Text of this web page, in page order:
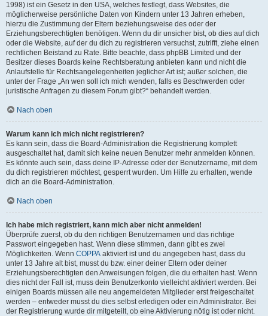
1998) ist ein Gesetz in den USA, welches festlegt, dass Websites, die
möglicherweise persönliche Daten von Kindern unter 13 Jahren erheben,
hierzu die Zustimmung der Eltern beziehungsweise des oder der
Erziehungsberechtigten benötigen. Wenn du dir unsicher bist, ob dies auf dich
oder die Website, auf der du dich zu registrieren versuchst, zutrifft, ziehe einen
rechtlichen Beistand zu Rate. Bitte beachte, dass phpBB Limited und der
Besitzer dieses Boards keine Rechtsberatung anbieten kann und nicht die
Anlaufstelle für Rechtsangelegenheiten jeglicher Art ist; außer solchen, die
unter der Frage „An wen soll ich mich wenden, falls es Beschwerden oder
juristische Anfragen zu diesem Forum gibt?“ behandelt werden.
Nach oben
Warum kann ich mich nicht registrieren?
Es kann sein, dass die Board-Administration die Registrierung komplett
ausgeschaltet hat, damit sich keine neuen Benutzer mehr anmelden können.
Es könnte auch sein, dass deine IP-Adresse oder der Benutzername, mit dem
du dich registrieren möchtest, gesperrt wurden. Um Hilfe zu erhalten, wende
dich an die Board-Administration.
Nach oben
Ich habe mich registriert, kann mich aber nicht anmelden!
Überprüfe zuerst, ob du den richtigen Benutzernamen und das richtige
Passwort eingegeben hast. Wenn diese stimmen, dann gibt es zwei
Möglichkeiten. Wenn COPPA aktiviert ist und du angegeben hast, dass du
unter 13 Jahre alt bist, musst du bzw. einer deiner Eltern oder deiner
Erziehungsberechtigten den Anweisungen folgen, die du erhalten hast. Wenn
dies nicht der Fall ist, muss dein Benutzerkonto vielleicht aktiviert werden. Bei
einigen Boards müssen alle neu angemeldeten Mitglieder erst freigeschaltet
werden – entweder musst du dies selbst erledigen oder ein Administrator. Bei
der Registrierung wurde dir mitgeteilt, ob eine Aktivierung nötig ist oder nicht.